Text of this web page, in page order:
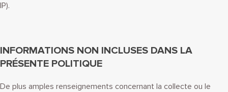
IP).
INFORMATIONS NON INCLUSES DANS LA
PRÉSENTE POLITIQUE
De plus amples renseignements concernant la collecte ou le